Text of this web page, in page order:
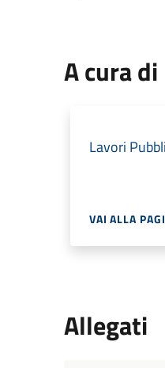
A cura di
Lavori
VAI ALLA
Allegati